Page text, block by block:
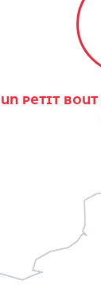
UN PETIT BOUT